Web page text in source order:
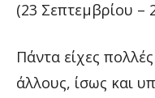
(23 Σεπτεμβρίου –
Πάντα είχες
άλλους, ίσως και